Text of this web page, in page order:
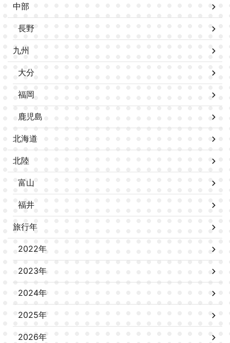
中部
長野
九州
大分
福岡
鹿児島
北海道
北陸
富山
福井
旅行年
2022年
2023年
2024年
2025年
2026年